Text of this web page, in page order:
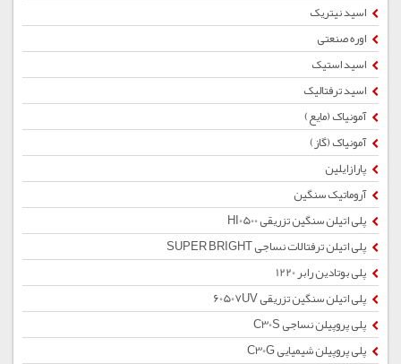
اسید نیتریک
اوره صنعتی
اسید استیک
اسید ترفتالیک
آمونیاک (مایع)
آمونیاک (گاز)
پارازایلین
آروماتیک سنگین
پلی اتیلن سنگین تزریقی HI0500
پلی اتیلن ترفتالات نساجی SUPER BRIGHT
پلی بوتادین رابر 1220
پلی اتیلن سنگین تزریقی 60507UV
پلی پروپیلن نساجی C30S
پلی پروپیلن شیمیایی C30G